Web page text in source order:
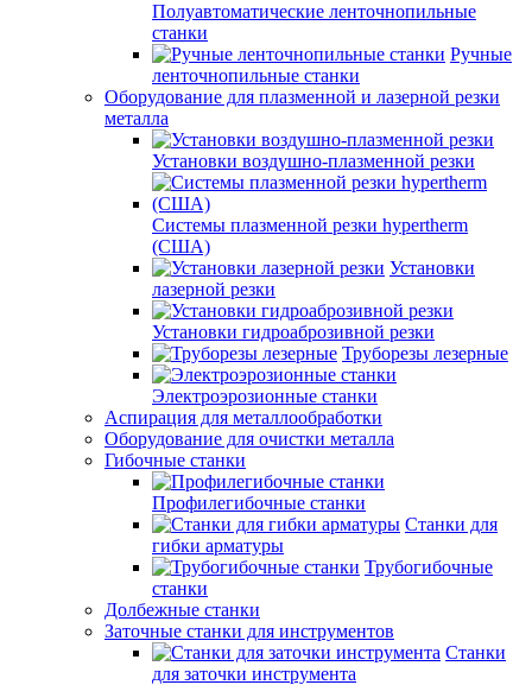
Полуавтоматические ленточнопильные
станки
Ручные
ленточнопильные станки
Оборудование для плазменной и лазерной резки
металла
Установки воздушно-плазменной резки
Системы плазменной резки hypertherm
(США)
Установки
лазерной резки
Установки гидроаброзивной резки
Труборезы лезерные
Электроэрозионные станки
Аспирация для металлообработки
Оборудование для очистки металла
Гибочные станки
Профилегибочные станки
Станки для
гибки арматуры
Трубогибочные
станки
Долбежные станки
Заточные станки для инструментов
Станки
для заточки инструмента